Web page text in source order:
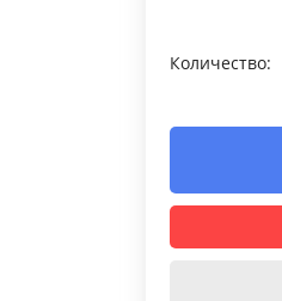
Количество: